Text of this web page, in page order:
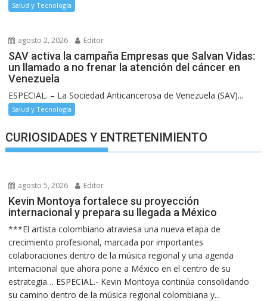
Salud y Tecnología
agosto 2, 2026 Editor
SAV activa la campaña Empresas que Salvan Vidas:
un llamado a no frenar la atención del cáncer en
Venezuela
ESPECIAL. – La Sociedad Anticancerosa de Venezuela (SAV)...
Salud y Tecnología
CURIOSIDADES Y ENTRETENIMIENTO
agosto 5, 2026 Editor
Kevin Montoya fortalece su proyección
internacional y prepara su llegada a México
***El artista colombiano atraviesa una nueva etapa de
crecimiento profesional, marcada por importantes
colaboraciones dentro de la música regional y una agenda
internacional que ahora pone a México en el centro de su
estrategia… ESPECIAL.- Kevin Montoya continúa consolidando
su camino dentro de la música regional colombiana y...